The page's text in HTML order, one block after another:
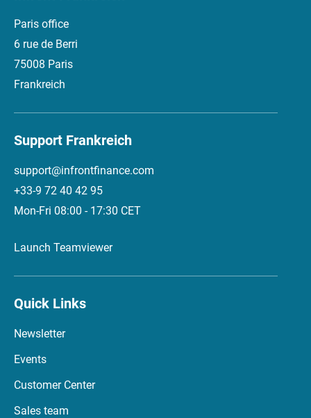
Paris office
6 rue de Berri
75008 Paris
Frankreich
Support Frankreich
support@infrontfinance.com
+33-9 72 40 42 95
Mon-Fri 08:00 - 17:30 CET
Launch Teamviewer
Quick Links
Newsletter
Events
Customer Center
Sales team